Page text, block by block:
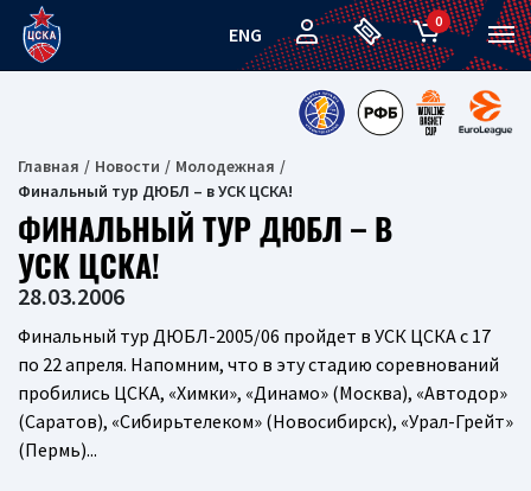
ENG
0
Главная Новости
Молодежная
Финальный тур ДЮБЛ – в УСК ЦСКА!
ФИНАЛЬНЫЙ ТУР ДЮБЛ – В
УСК ЦСКА!
28.03.2006
Финальный тур ДЮБЛ-2005/06 пройдет в УСК ЦСКА с 17
по 22 апреля. Напомним, что в эту стадию соревнований
пробились ЦСКА, «Химки», «Динамо» (Москва), «Автодор»
(Саратов), «Сибирьтелеком» (Новосибирск), «Урал-Грейт»
(Пермь)...